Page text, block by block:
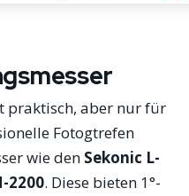
praktisch, aber nur für
Fotogtrefen
wie den Sekonic L-
2200. Diese bieten 1°-